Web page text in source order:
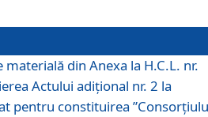
din Anexa la H.C.L. nr.
Actului adițional nr. 2 la
pentru constituirea